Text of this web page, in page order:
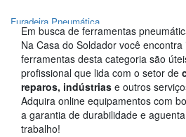
Furadeira Pneumática
Rebitadores
Em busca de ferramentas
Na Casa do Soldador você
ferramentas desta categoria são
profissional que lida com o setor de
reparos, indústrias e outros
Adquira online equipamentos com
a garantia de durabilidade e
trabalho!